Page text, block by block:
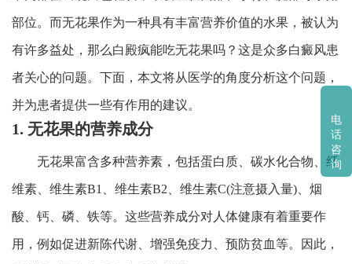
部位。而无花果作为一种具有丰富营养价值的水果，被认为
有许多益处，那么白殿疯能吃无花果吗？这是众多白癜风患
者关心的问题。下面，本文将从医学的角度分析这个问题，
并为患者提供一些有作用的建议。
1. 无花果的营养成分
无花果富含多种营养素，包括蛋白质、碳水化合物、纤
维素、维生素B1、维生素B2、维生素C(注意摄入量)、烟
酸、钙、磷、铁等。这些营养成分对人体健康有着重要作
用，例如促进新陈代谢、增强免疫力、预防贫血等。因此，
电
话
咨
询